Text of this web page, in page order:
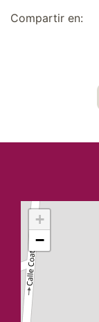
Compartir en:
+
−